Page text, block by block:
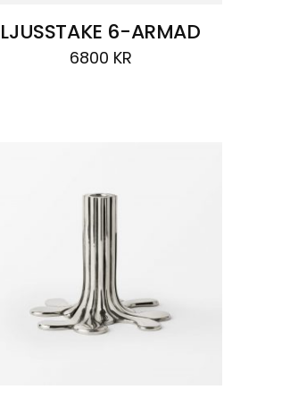
LJUSSTAKE 6-ARMAD
6800 KR